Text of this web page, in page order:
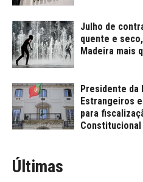
Julho de
quente e
Madeira mais
Presidente da
Estrangeiros
para
Constitucional
Últimas